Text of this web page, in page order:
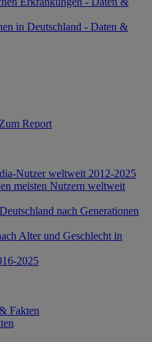
in Deutschland - Daten &
Zum Report
Nutzer weltweit 2012-2025
meisten Nutzern weltweit
nach Generationen
Alter und Geschlecht in
2025
Fakten